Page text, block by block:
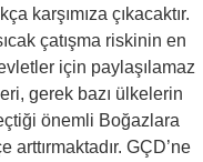
karşımıza çıkacaktır.
çatışma riskinin en
için paylaşılamaz
gerek bazı ülkelerin
önemli Boğazlara
GÇD’ne